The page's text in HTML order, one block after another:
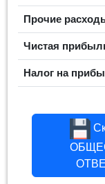
Прочие
Чистая
Налог на